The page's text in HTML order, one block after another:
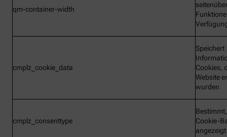
qm-container-width
cmplz_cookie_data
Speichert
Cookies,
Website
wurden
cmplz_consenttype
Cookie-